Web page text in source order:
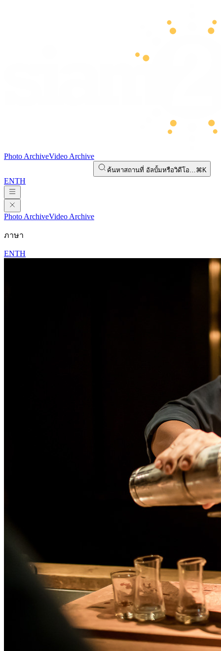
Photo ArchiveVideo Archive
ค้นหาสถานที่ อัลบั้มหรือวิดีโอ…⌘K
ENTH
Photo ArchiveVideo Archive
ภาษา
ENTH